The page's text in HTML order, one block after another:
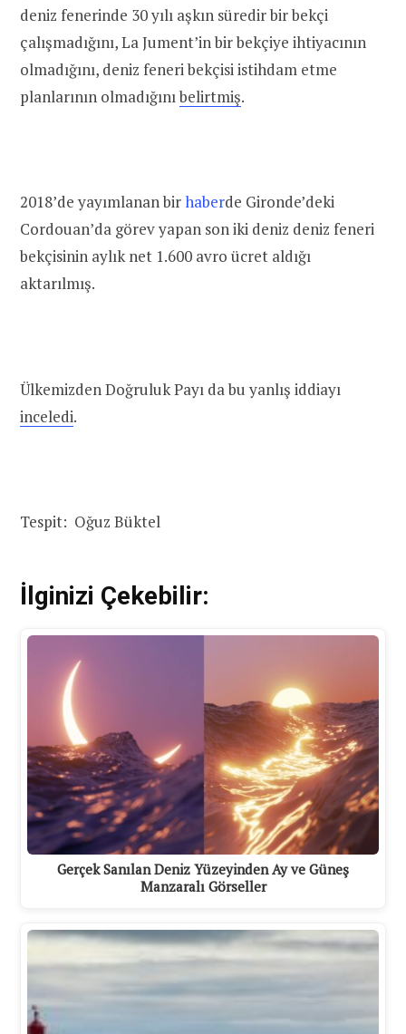
deniz fenerinde 30 yılı aşkın süredir bir bekçi
çalışmadığını, La Jument’in bir bekçiye ihtiyacının
olmadığını, deniz feneri bekçisi istihdam etme
planlarının olmadığınıbelirtmiş.
2018’de yayımlanan birhaberde Gironde’deki
Cordouan’da görev yapan son iki deniz deniz feneri
bekçisinin aylık net 1.600 avro ücret aldığı
aktarılmış.
Ülkemizden Doğruluk Payı da bu yanlış iddiayı
inceledi.
Tespit: Oğuz Büktel
İlginizi Çekebilir:
Gerçek Sanılan Deniz Yüzeyinden Ay ve Güneş
Manzaralı Görseller